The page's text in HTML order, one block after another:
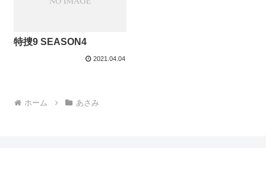
特捜9 SEASON4
2021.04.04
ホーム あさみ